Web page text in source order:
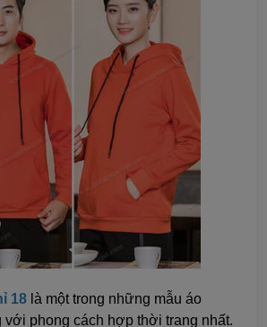
18 là một trong những mẫu áo
phong cách hợp thời trang nhất.